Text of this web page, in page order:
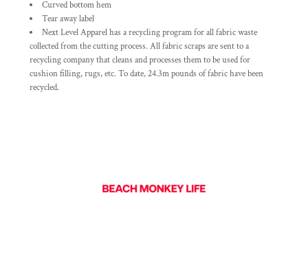
Curved bottom hem
Tear away label
Next Level Apparel has a recycling program for all fabric waste
collected from the cutting process. All fabric scraps are sent to a
recycling company that cleans and processes them to be used for
cushion filling, rugs, etc. To date, 24.3m pounds of fabric have been
recycled.